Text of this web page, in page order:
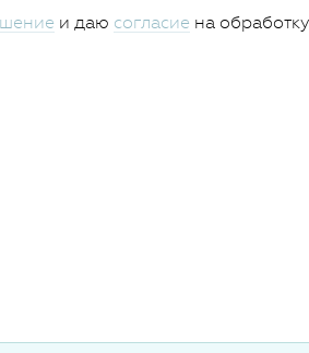
и даю согласие на